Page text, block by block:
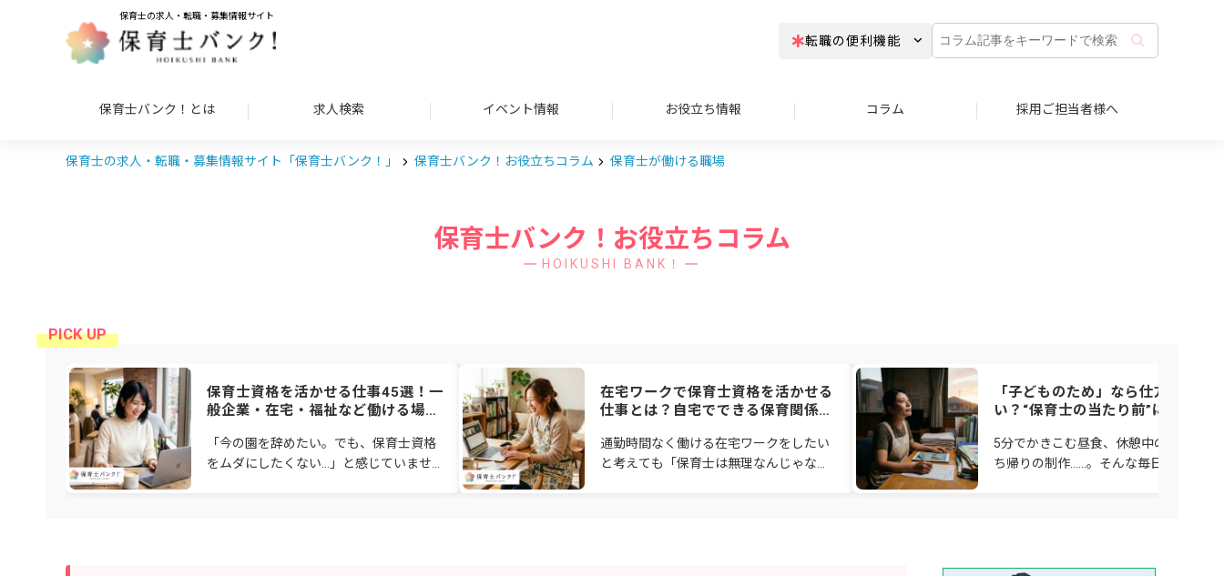
保育士の求人・転職・募集情報サイト
転職の便利機能
コ
ラ
ム
保育士バンク！とは 求人検索 イベント情報 お役立ち情報 コラム 採用ご担当者様へ
保育士の求人・転職・募集情報サイト「保育士バンク！」 保育士バンク！お役立ちコラム 保育士が働ける職場
保育士バンク！お役立ちコラム
HOIKUSHI BANK！
保育士資格を活かせる仕事45選！一
般企業・在宅・福祉など働ける場所
「今の園を辞めたい。でも、保育士資格
をムダにしたくない…」と感じていませ
在宅ワークで保育士資格を活かせる
仕事とは？自宅でできる保育関係の
通勤時間なく働ける在宅ワークをしたい
と考えても「保育士は無理なんじゃない
「子どものため」なら仕方な
い？“保育士の当たり前”に潜む「隠
場
5分でかきこむ昼食、休憩中の書き物、
ち帰りの制作……。そんな毎日を「子ど